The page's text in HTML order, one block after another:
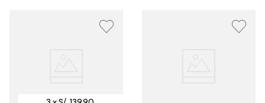
procesará desde el día hábil siguiente. Por higiene y
aceptamos devoluciones en ropa interior y trajes de